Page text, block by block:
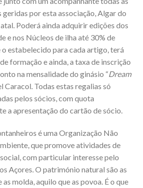
por esta associação, Algar do
Poderá ainda adquirir edições dos
e nos Núcleos de ilha até 30% de
estabelecido para cada artigo, terá
formação e ainda, a taxa de inscrição
na mensalidade do ginásio “Dream
Caracol. Todas estas regalias só
pelos sócios, com quota
a apresentação do cartão de sócio.
é uma Organização Não
que promove atividades de
com particular interesse pelo
Açores. O património natural são as
molda, aquilo que as povoa. É o que